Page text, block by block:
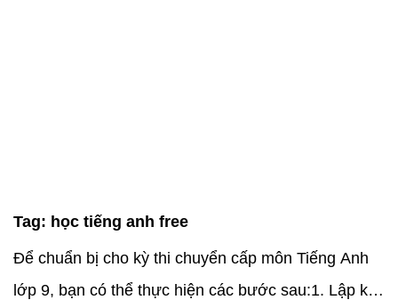
Tag: học tiếng anh free
Để chuẩn bị cho kỳ thi chuyển cấp môn Tiếng Anh
lớp 9, bạn có thể thực hiện các bước sau:1. Lập kế